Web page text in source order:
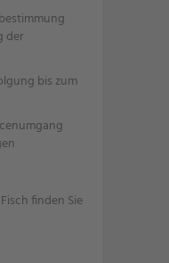
der
bis zum
finden Sie